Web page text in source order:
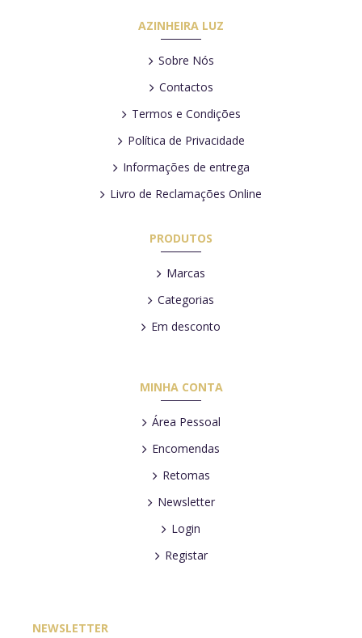
AZINHEIRA LUZ
Sobre Nós
Contactos
Termos e Condições
Política de Privacidade
Informações de entrega
Livro de Reclamações Online
PRODUTOS
Marcas
Categorias
Em desconto
MINHA CONTA
Área Pessoal
Encomendas
Retomas
Newsletter
Login
Registar
NEWSLETTER